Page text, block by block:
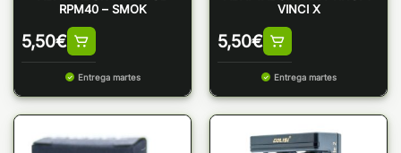
RPM40 – SMOK
5,50€
Entrega martes
VINCI X
5,50€
Entrega martes